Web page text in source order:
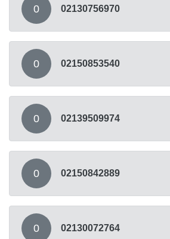
0 02130756970
0 02150853540
0 02139509974
0 02150842889
0 02130072764